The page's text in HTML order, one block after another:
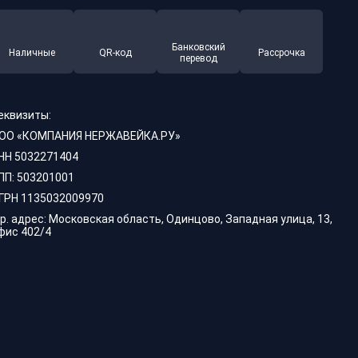
Наличные QR-код
Банковский
перевод
Рассрочка
«КОМПАНИЯ НЕРЖАВЕЙКА.РУ»
5032271404
503201001
1135032009970
адрес: Московская область, Одинцово, Западная улица, 13,
402/4